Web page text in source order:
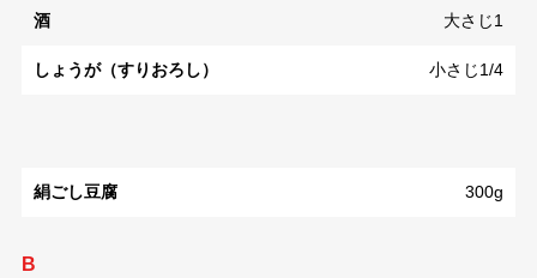
酒 大さじ1
しょうが（すりおろし） 小さじ1/4
絹ごし豆腐 300g
B